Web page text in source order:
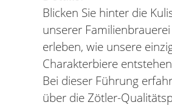
Blicken Sie hinter die
unserer
erleben, wie unsere
Charakterbiere
Bei dieser Führung
über die Zötler-